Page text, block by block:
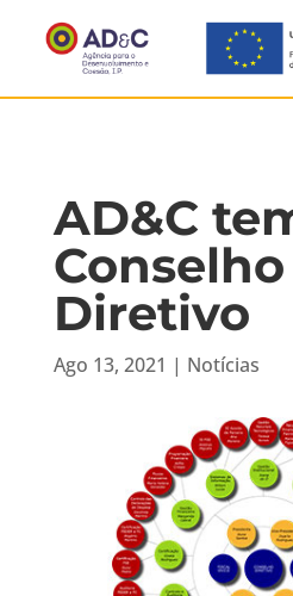
AD&C
Conselho
Diretivo
Ago 13, 2021 | Notícias